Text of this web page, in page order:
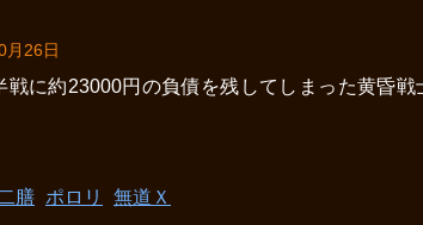
月26日
戦に約23000円の負債を残してしまった黄昏
膳 ポロリ 無道Ｘ